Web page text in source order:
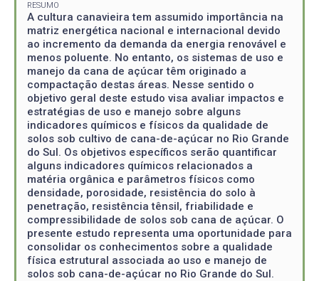
RESUMO
A cultura canavieira tem assumido importância na
matriz energética nacional e internacional devido
ao incremento da demanda da energia renovável e
menos poluente. No entanto, os sistemas de uso e
manejo da cana de açúcar têm originado a
compactação destas áreas. Nesse sentido o
objetivo geral deste estudo visa avaliar impactos e
estratégias de uso e manejo sobre alguns
indicadores químicos e físicos da qualidade de
solos sob cultivo de cana-de-açúcar no Rio Grande
do Sul. Os objetivos específicos serão quantificar
alguns indicadores químicos relacionados a
matéria orgânica e parâmetros físicos como
densidade, porosidade, resistência do solo à
penetração, resistência tênsil, friabilidade e
compressibilidade de solos sob cana de açúcar. O
presente estudo representa uma oportunidade para
consolidar os conhecimentos sobre a qualidade
física estrutural associada ao uso e manejo de
solos sob cana-de-açúcar no Rio Grande do Sul.